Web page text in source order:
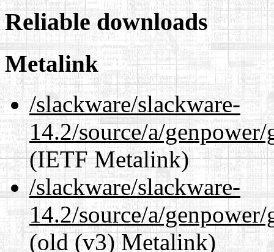
Reliable downloads
Metalink
/slackware/slackware-
14.2/source/a/
(IETF Metalink)
/slackware/slackware-
14.2/source/a/
(old (v3) Metalink)